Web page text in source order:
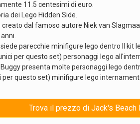
11.5 centesimi di euro.
dei Lego Hidden Side.
dal famoso autore Niek van
parecchie minifigure lego dentro Il kit
per questo set) personaggi lego
presenta molte personaggi lego
per questo set) minifigure lego
Trova il prezzo di Jack's Beach